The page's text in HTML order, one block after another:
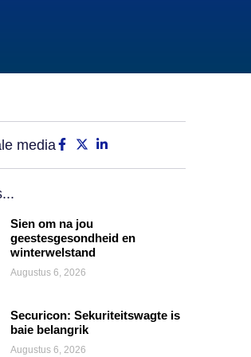
media
Sien om na jou
geestesgesondheid en
winterwelstand
Augustus 6, 2026
Securicon: Sekuriteitswagte is
baie belangrik
Augustus 6, 2026